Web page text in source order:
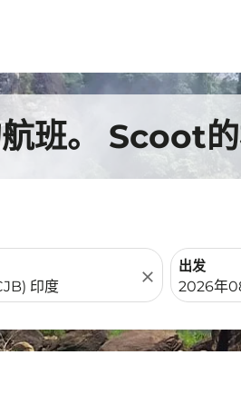
班。 Scoot
close
出发
fc-
2026年